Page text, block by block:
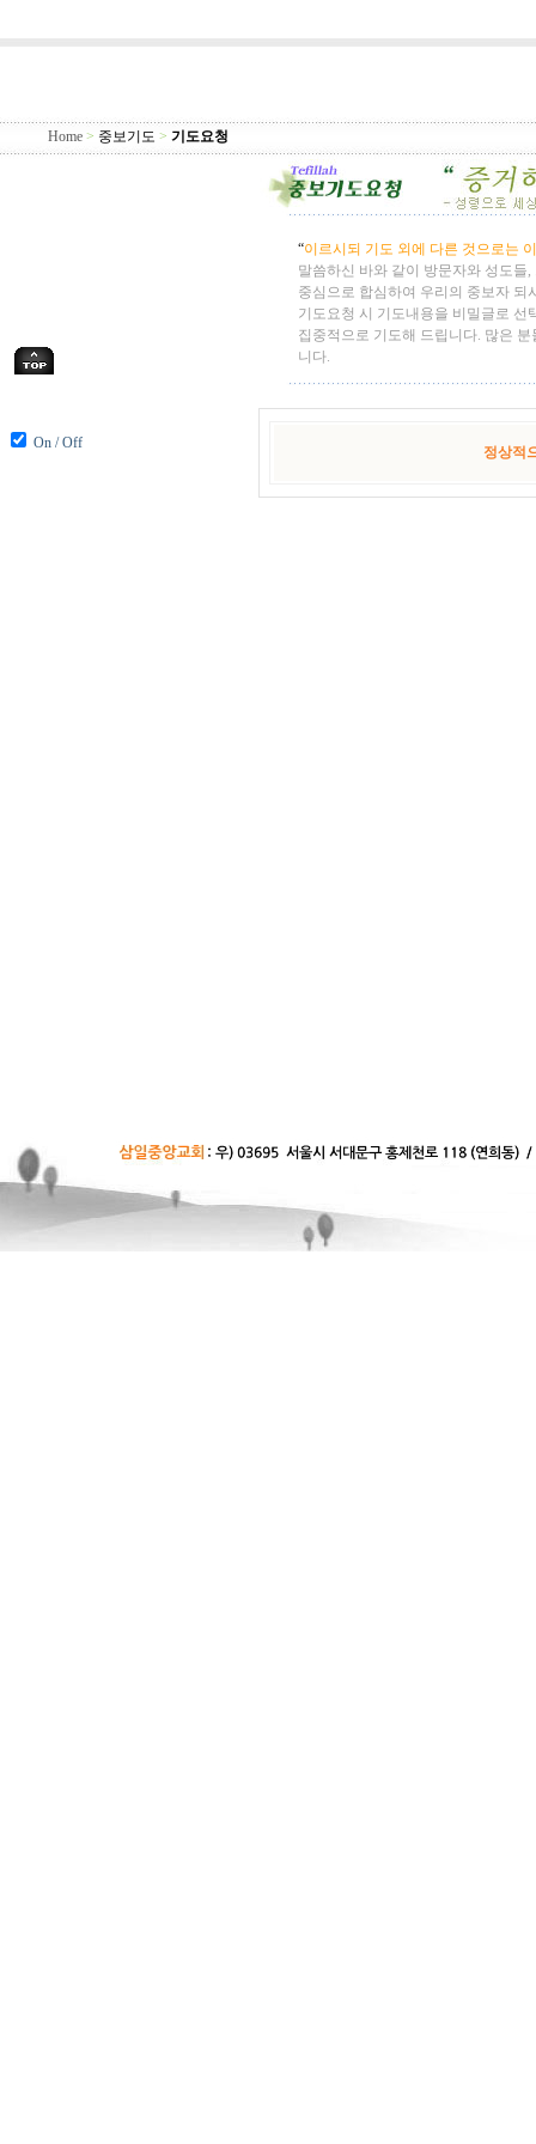
On / Off
Home > 중보기도 > 기도요청
“이르시되 기도 외에 다른 것으로는
말씀하신 바와 같이 방문자와 성도들
중심으로 합심하여 우리의 중보자
기도요청 시 기도내용을 비밀글로
집중적으로 기도해 드립니다. 많은
니다.
정상적